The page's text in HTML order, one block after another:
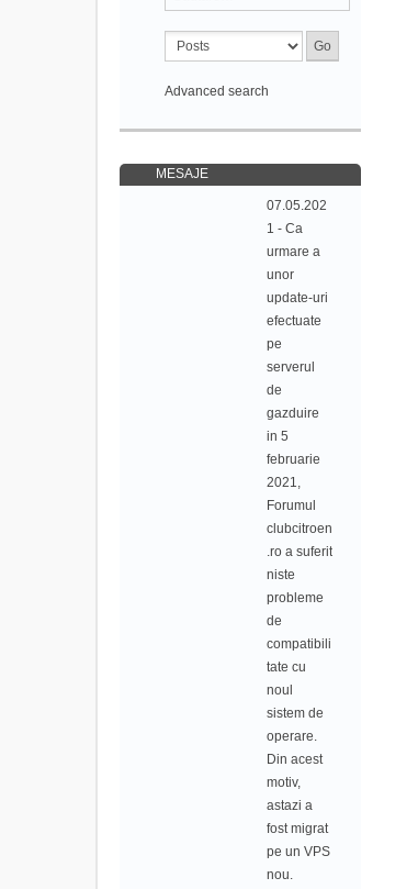
Advanced search
MESAJE
07.05.202
1 - Ca
urmare a
unor
update-uri
efectuate
pe
serverul
de
gazduire
in 5
februarie
2021,
Forumul
clubcitroen
.ro a suferit
niste
probleme
de
compatibili
tate cu
noul
sistem de
operare.
Din acest
motiv,
astazi a
fost migrat
pe un VPS
nou.